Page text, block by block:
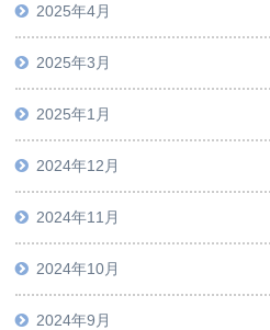
2025年4月
2025年3月
2025年1月
2024年12月
2024年11月
2024年10月
2024年9月